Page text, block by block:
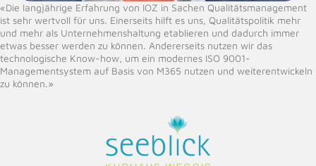
«Die langjährige Erfahrung von IOZ in Sachen Qualitätsmanagement
ist sehr wertvoll für uns. Einerseits hilft es uns, Qualitätspolitik mehr
und mehr als Unternehmenshaltung etablieren und dadurch immer
etwas besser werden zu können. Andererseits nutzen wir das
technologische Know-how, um ein modernes ISO 9001-
Managementsystem auf Basis von M365 nutzen und weiterentwickeln
zu können.»